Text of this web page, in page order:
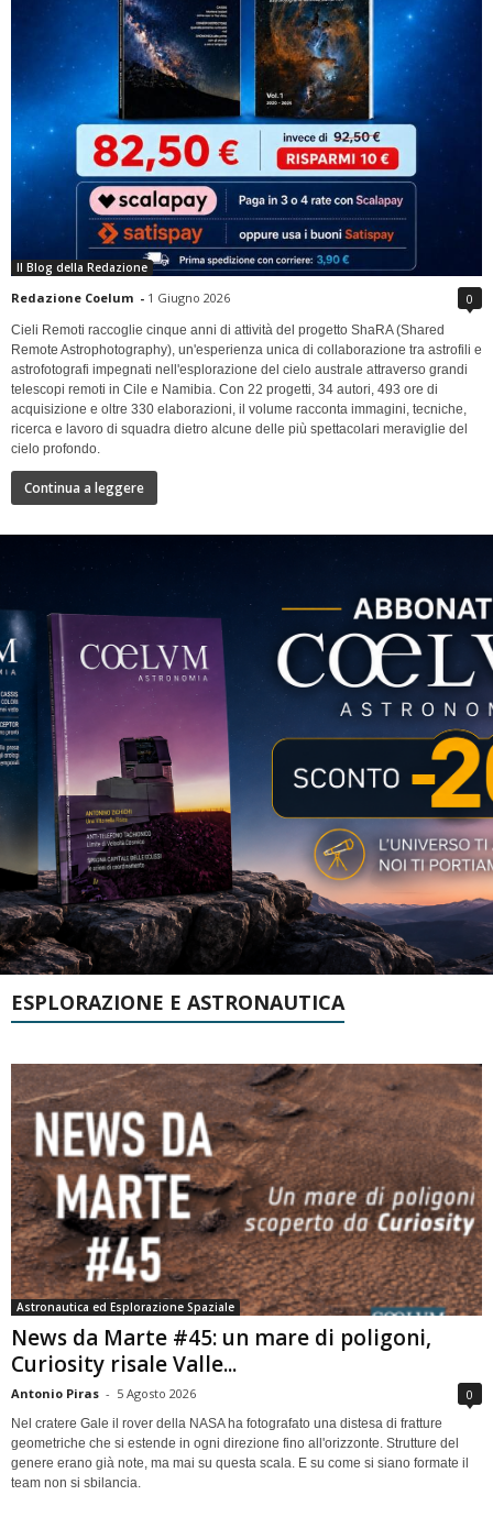
Il Blog della Redazione
Redazione Coelum - 1 Giugno 2026 0
Cieli Remoti raccoglie cinque anni di attività del progetto ShaRA (Shared
Remote Astrophotography), un'esperienza unica di collaborazione tra astrofili e
astrofotografi impegnati nell'esplorazione del cielo australe attraverso grandi
telescopi remoti in Cile e Namibia. Con 22 progetti, 34 autori, 493 ore di
acquisizione e oltre 330 elaborazioni, il volume racconta immagini, tecniche,
ricerca e lavoro di squadra dietro alcune delle più spettacolari meraviglie del
cielo profondo.
Continua a leggere
ESPLORAZIONE E ASTRONAUTICA
Astronautica ed Esplorazione Spaziale
News da Marte #45: un mare di poligoni,
Curiosity risale Valle...
Antonio Piras - 5 Agosto 2026 0
Nel cratere Gale il rover della NASA ha fotografato una distesa di fratture
geometriche che si estende in ogni direzione fino all'orizzonte. Strutture del
genere erano già note, ma mai su questa scala. E su come si siano formate il
team non si sbilancia.